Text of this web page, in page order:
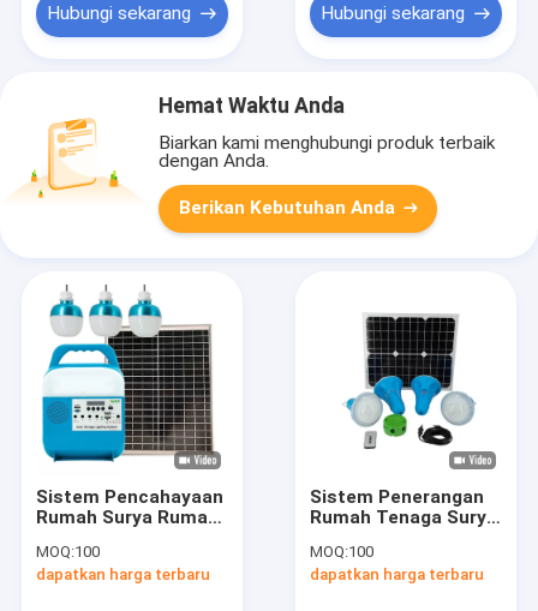
Hubungi sekarang Hubungi sekarang
Hemat Waktu Anda
Biarkan kami menghubungi produk terbaik
dengan Anda.
Berikan Kebutuhan Anda
Sistem Pencahayaan
Rumah Surya Rumah
Seluler Panel Kit Led
25W
MOQ:100
dapatkan harga terbaru
Sistem Penerangan
Rumah Tenaga Surya
Pembangkit Listrik
MultiFungsi 6V
MOQ:100
dapatkan harga terbaru